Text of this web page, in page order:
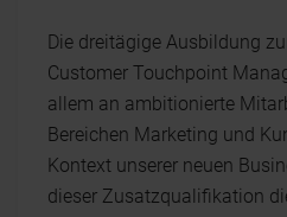
Die dreitägige Ausbildung
Customer Touchpoint
allem an ambitionierte
Bereichen Marketing und
Kontext unserer neuen
dieser Zusatzqualifikation